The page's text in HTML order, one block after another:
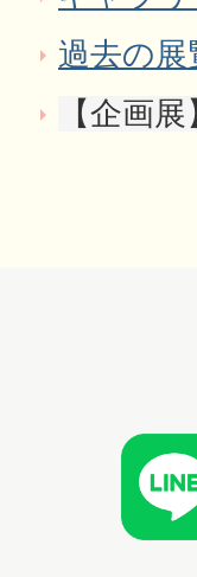
過去の展
【企画